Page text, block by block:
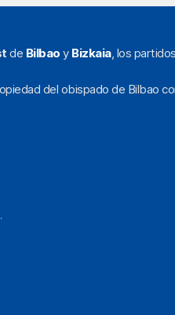
de Bilbao y Bizkaia, los
del obispado de Bilbao
.